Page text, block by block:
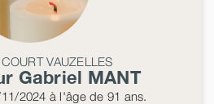
VAUZELLES
Gabriel MANT
2024 à l'âge de 91 ans.